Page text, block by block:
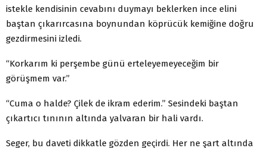
istekle kendisinin cevabını duymayı beklerken ince elini
baştan çıkarırcasına boynundan köprücük kemiğine doğru
gezdirmesini izledi.
“Korkarım ki perşembe günü erteleyemeyeceğim bir
görüşmem var.”
“Cuma o halde? Çilek de ikram ederim.” Sesindeki baştan
çıkartıcı tınının altında yalvaran bir hali vardı.
Seger, bu daveti dikkatle gözden geçirdi. Her ne şart altında